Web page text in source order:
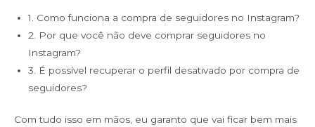
1. Como funciona a compra de seguidores no Instagram?
2. Por que você não deve comprar seguidores no
Instagram?
3. É possível recuperar o perfil desativado por compra de
seguidores?
Com tudo isso em mãos, eu garanto que vai ficar bem mais